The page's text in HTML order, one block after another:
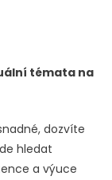
témata na
dozvíte
hledat
a výuce